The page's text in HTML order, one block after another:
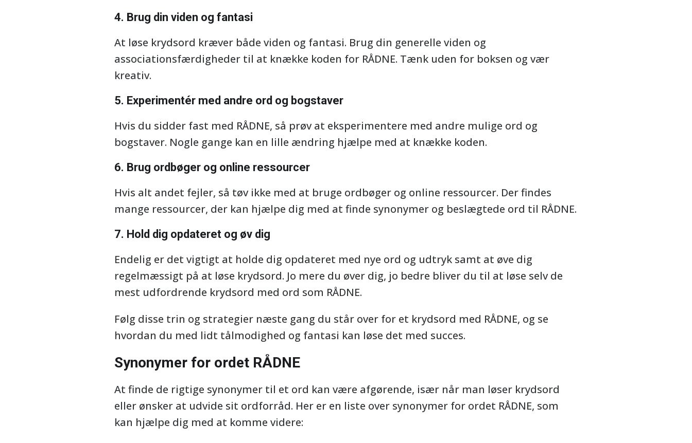
4. Brug din viden og fantasi
At løse krydsord kræver både viden og fantasi. Brug din generelle viden og
associationsfærdigheder til at knække koden for RÅDNE. Tænk uden for boksen og vær
kreativ.
5. Experimentér med andre ord og bogstaver
Hvis du sidder fast med RÅDNE, så prøv at eksperimentere med andre mulige ord og
bogstaver. Nogle gange kan en lille ændring hjælpe med at knække koden.
6. Brug ordbøger og online ressourcer
Hvis alt andet fejler, så tøv ikke med at bruge ordbøger og online ressourcer. Der findes
mange ressourcer, der kan hjælpe dig med at finde synonymer og beslægtede ord til RÅDNE.
7. Hold dig opdateret og øv dig
Endelig er det vigtigt at holde dig opdateret med nye ord og udtryk samt at øve dig
regelmæssigt på at løse krydsord. Jo mere du øver dig, jo bedre bliver du til at løse selv de
mest udfordrende krydsord med ord som RÅDNE.
Følg disse trin og strategier næste gang du står over for et krydsord med RÅDNE, og se
hvordan du med lidt tålmodighed og fantasi kan løse det med succes.
Synonymer for ordet RÅDNE
At finde de rigtige synonymer til et ord kan være afgørende, især når man løser krydsord
eller ønsker at udvide sit ordforråd. Her er en liste over synonymer for ordet RÅDNE, som
kan hjælpe dig med at komme videre: